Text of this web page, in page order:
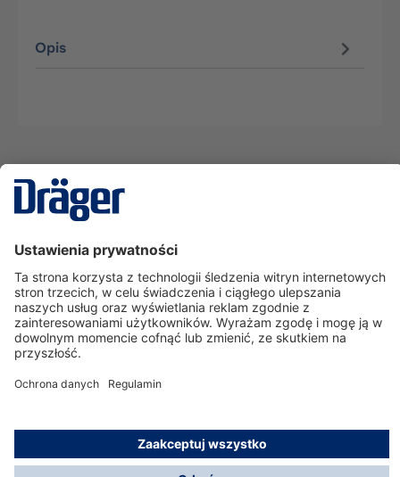
Opis
Serwisowa linia hotline
O nas
Korzystanie ze sklepu
© Dräger Polska Sp. z o.o., 2025